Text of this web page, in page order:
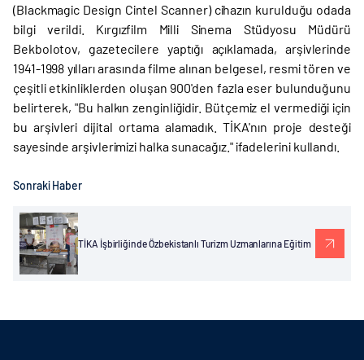
(Blackmagic Design Cintel Scanner) cihazın kurulduğu odada
bilgi verildi. Kırgızfilm Milli Sinema Stüdyosu Müdürü
Bekbolotov, gazetecilere yaptığı açıklamada, arşivlerinde
1941-1998 yılları arasında filme alınan belgesel, resmi tören ve
çeşitli etkinliklerden oluşan 900'den fazla eser bulunduğunu
belirterek, "Bu halkın zenginliğidir. Bütçemiz el vermediği için
bu arşivleri dijital ortama alamadık. TİKA'nın proje desteği
sayesinde arşivlerimizi halka sunacağız." ifadelerini kullandı.
Sonraki Haber
TİKA İşbirliğinde Özbekistanlı Turizm Uzmanlarına Eğitim